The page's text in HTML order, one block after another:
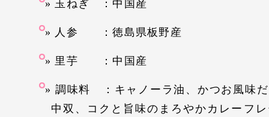
玉ねぎ ：中国産
人参 ：徳島県板野産
里芋 ：中国産
調味料 ：キャノーラ油、かつお風味
中双、コクと旨味のまろやかカレーフ